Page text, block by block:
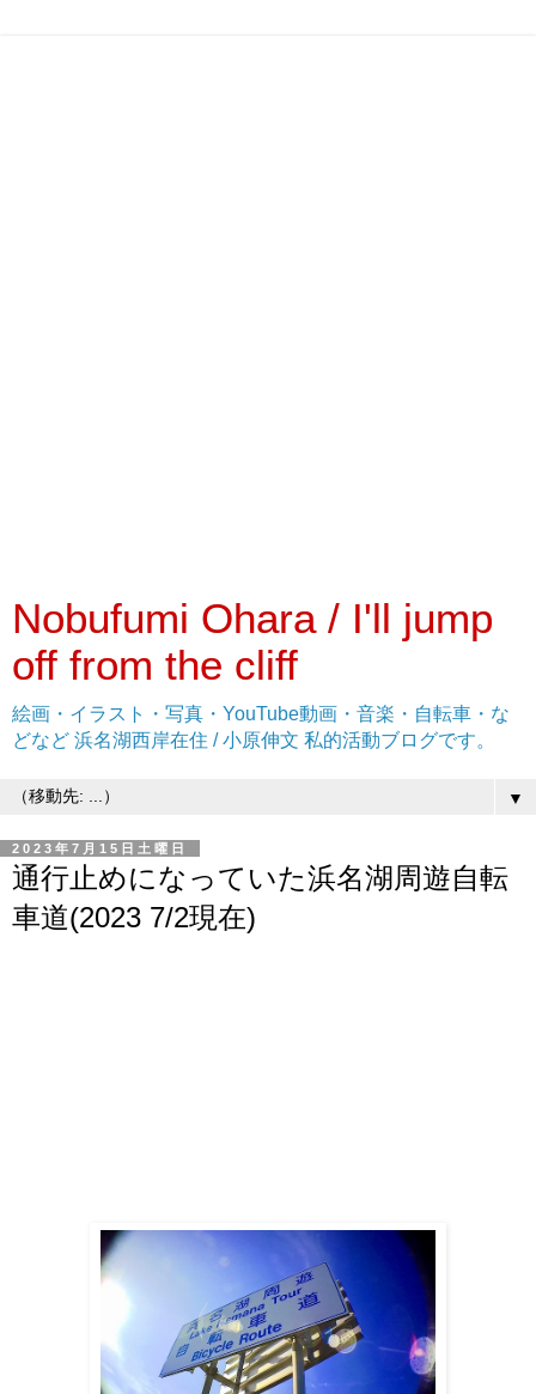
Nobufumi Ohara / I'll jump
off from the cliff
絵画・イラスト・写真・YouTube動画・音楽・自転車・な
どなど 浜名湖西岸在住 / 小原伸文 私的活動ブログです。
▼
2023年7月15日土曜日
通行止めになっていた浜名湖周遊自転
車道(2023 7/2現在)